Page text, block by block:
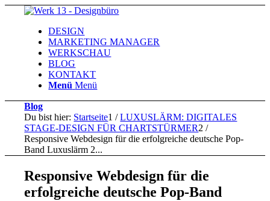
DESIGN
MARKETING MANAGER
WERKSCHAU
BLOG
KONTAKT
Menü Menü
Blog
Du bist hier: Startseite1 / LUXUSLÄRM: DIGITALES
STAGE-DESIGN FÜR CHARTSTÜRMER2 /
Responsive Webdesign für die erfolgreiche deutsche Pop-
Band Luxuslärm 2...
Responsive Webdesign für die
erfolgreiche deutsche Pop-Band